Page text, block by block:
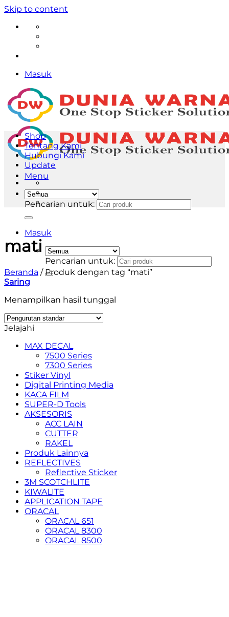
Skip to content
Masuk
Menu
Pencarian untuk:
Masuk
Pencarian untuk:
Shop
Tentang Kami
Hubungi Kami
Update
mati
Beranda /Produk dengan tag “mati”
Saring
Menampilkan hasil tunggal
Jelajahi
MAX DECAL
7500 Series
7300 Series
Stiker Vinyl
Digital Printing Media
KACA FILM
SUPER-D Tools
AKSESORIS
ACC LAIN
CUTTER
RAKEL
Produk Lainnya
REFLECTIVES
Reflective Sticker
3M SCOTCHLITE
KIWALITE
APPLICATION TAPE
ORACAL
ORACAL 651
ORACAL 8300
ORACAL 8500